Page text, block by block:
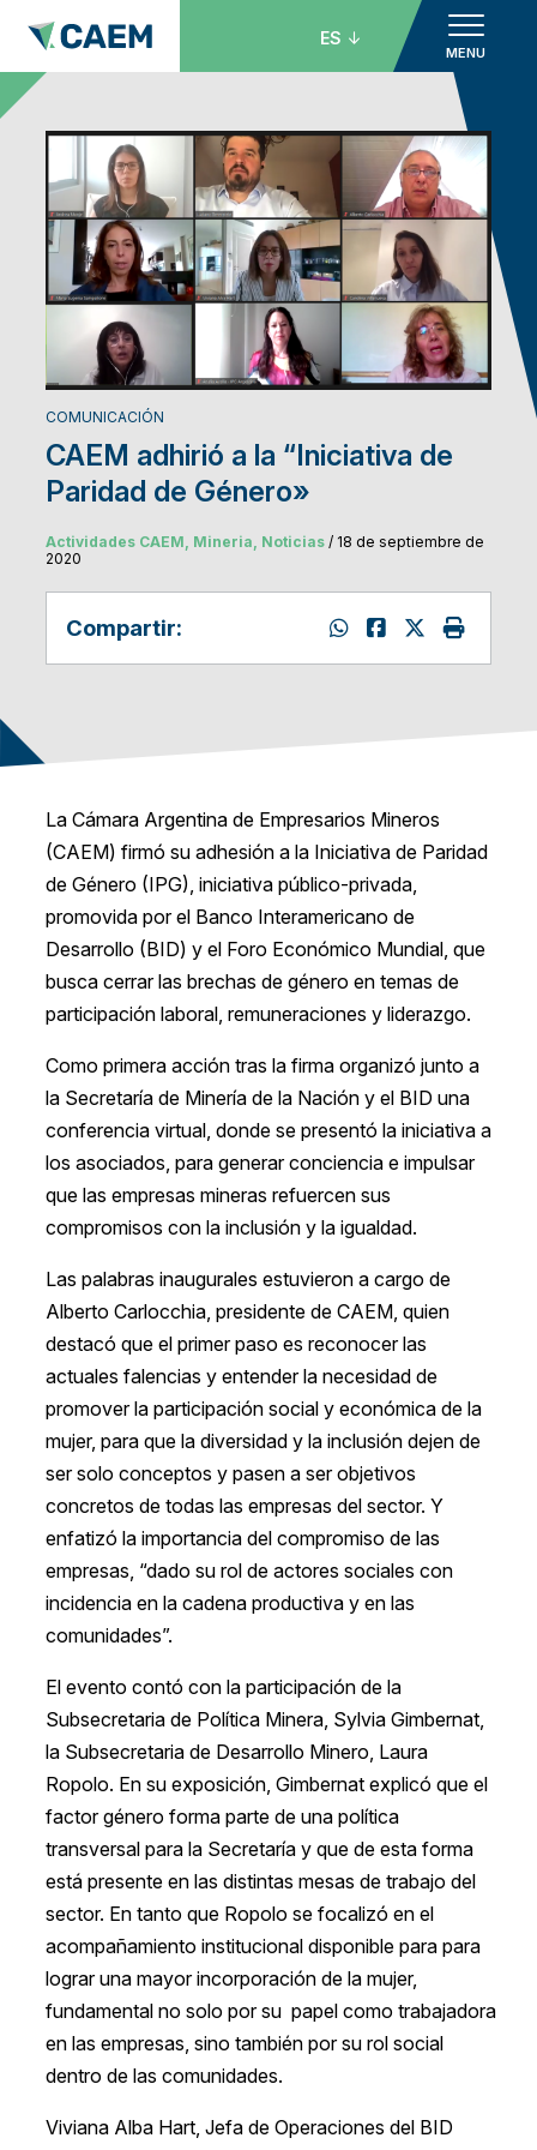
MENU
ES
COMUNICACIÓN
CAEM adhirió a la “Iniciativa de
Paridad de Género»
Actividades CAEM, Mineria, Noticias/ 18 de septiembre de
2020
Compartir:
La Cámara Argentina de Empresarios Mineros
(CAEM) firmó su adhesión a la Iniciativa de Paridad
de Género (IPG), iniciativa público-privada,
promovida por el Banco Interamericano de
Desarrollo (BID) y el Foro Económico Mundial, que
busca cerrar las brechas de género en temas de
participación laboral, remuneraciones y liderazgo.
Como primera acción tras la firma organizó junto a
la Secretaría de Minería de la Nación y el BID una
conferencia virtual, donde se presentó la iniciativa a
los asociados, para generar conciencia e impulsar
que las empresas mineras refuercen sus
compromisos con la inclusión y la igualdad.
Las palabras inaugurales estuvieron a cargo de
Alberto Carlocchia, presidente de CAEM, quien
destacó que el primer paso es reconocer las
actuales falencias y entender la necesidad de
promover la participación social y económica de la
mujer, para que la diversidad y la inclusión dejen de
ser solo conceptos y pasen a ser objetivos
concretos de todas las empresas del sector. Y
enfatizó la importancia del compromiso de las
empresas, “dado su rol de actores sociales con
incidencia en la cadena productiva y en las
comunidades”.
El evento contó con la participación de la
Subsecretaria de Política Minera, Sylvia Gimbernat,
la Subsecretaria de Desarrollo Minero, Laura
Ropolo. En su exposición, Gimbernat explicó que el
factor género forma parte de una política
transversal para la Secretaría y que de esta forma
está presente en las distintas mesas de trabajo del
sector. En tanto que Ropolo se focalizó en el
acompañamiento institucional disponible para para
lograr una mayor incorporación de la mujer,
fundamental no solo por su papel como trabajadora
en las empresas, sino también por su rol social
dentro de las comunidades.
Viviana Alba Hart, Jefa de Operaciones del BID